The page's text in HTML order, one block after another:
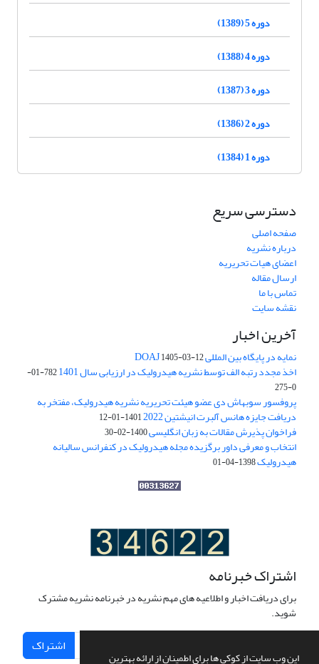
این وب سایت از کوکی ها برای اطمینان از ارائه بهترین
دوره 5 (1389)
دوره 4 (1388)
دوره 3 (1387)
دوره 2 (1386)
دوره 1 (1384)
دسترسی سریع
صفحه اصلی
درباره نشریه
اعضای هیات تحریریه
ارسال مقاله
تماس با ما
نقشه سایت
آخرین اخبار
نمایه در پایگاه بین المللی DOAJ1405-03-12
اخذ مجدد رتبه الف توسط نشریه هیدرولیک در ارزیابی سال 1401
782-01-
0-275
پروفسور سوبهاش دی عضو هیئت تحریریه نشریه هیدرولیک، مفتخر به
دریافت جایزه هانس آلبرت انیشتین 2022 1401-01-12
فراخوان پذیرش مقالات به زبان انگلیسی1400-02-30
انتخاب و معرفی داور برگزیده مجله هیدرولیک در کنفرانس سالیانه
هیدرولیک1398-04-01
اشتراک خبرنامه
برای دریافت اخبار و اطلاعیه های مهم نشریه در خبرنامه نشریه مشترک
شوید.
اشتراک